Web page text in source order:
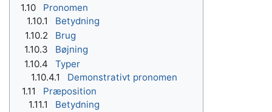
1.10
Pronomen
1.10.1
Betydning
1.10.2
Brug
1.10.3
Bøjning
1.10.4
Typer
1.10.4.1
Demonstrativt pronomen
1.11
Præposition
1.11.1
Betydning